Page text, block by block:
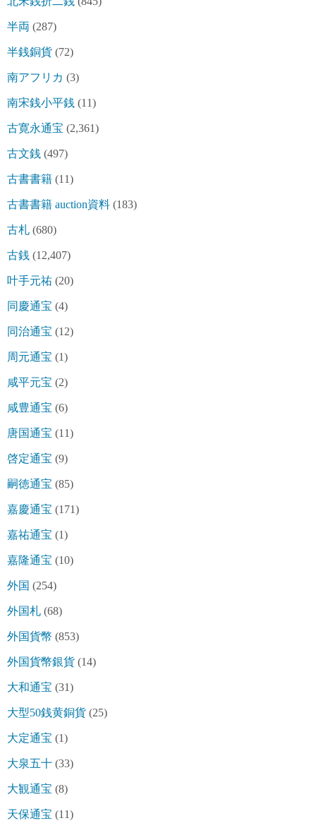
半両 (287)
半銭銅貨 (72)
南アフリカ (3)
南宋銭小平銭 (11)
古寛永通宝 (2,361)
古文銭 (497)
古書書籍 (11)
古書書籍 auction資料 (183)
古札 (680)
古銭 (12,407)
叶手元祐 (20)
同慶通宝 (4)
同治通宝 (12)
周元通宝 (1)
咸平元宝 (2)
咸豊通宝 (6)
唐国通宝 (11)
啓定通宝 (9)
嗣徳通宝 (85)
嘉慶通宝 (171)
嘉祐通宝 (1)
嘉隆通宝 (10)
外国 (254)
外国札 (68)
外国貨幣 (853)
外国貨幣銀貨 (14)
大和通宝 (31)
大型50銭黄銅貨 (25)
大定通宝 (1)
大泉五十 (33)
大観通宝 (8)
天保通宝 (11)